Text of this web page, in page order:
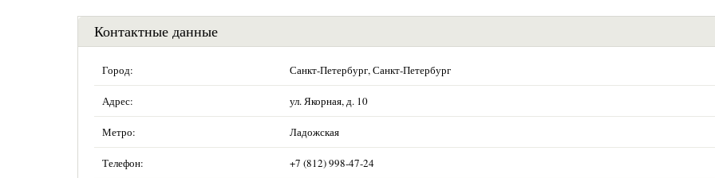
Контактные данные
Город: Санкт-Петербург, Санкт-Петербург
Адрес: ул. Якорная, д. 10
Метро: Ладожская
Телефон: +7 (812) 998-47-24